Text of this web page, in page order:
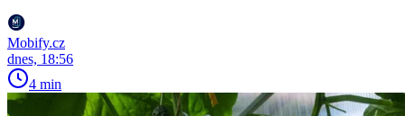
Mobify.cz
dnes, 18:56
4 min